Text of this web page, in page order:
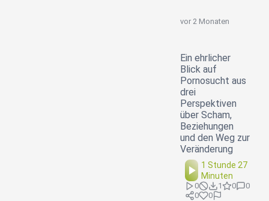
vor 2 Monaten
Ein ehrlicher
Blick auf
Pornosucht aus
drei
Perspektiven
über Scham,
Beziehungen
und den Weg zur
Veränderung
1 Stunde 27
Minuten
0 1 0
0
0
0